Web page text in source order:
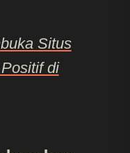
Situs
di